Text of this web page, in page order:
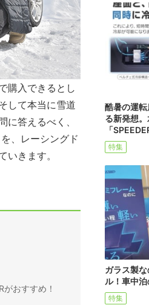
購入できるとし
して本当に雪道
答えるべく、
、レーシングド
きます。
おすすめ！
酷暑の運
る新発想
「
特集
ガラス製
ル！車中
特集